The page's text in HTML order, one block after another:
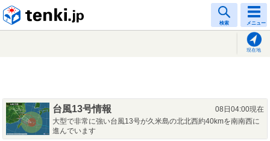
検索 メニュー
現在地
台風13号情報
08日04:00現在
大型で非常に強い台風13号が久米島の北北西約40kmを南南西に
進んでいます